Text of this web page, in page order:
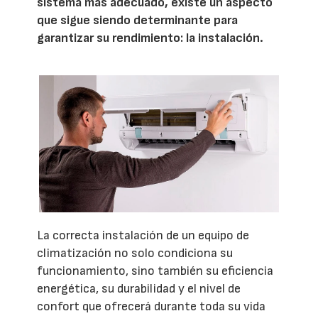
que sigue siendo determinante para
garantizar su rendimiento: la instalación.
La correcta instalación de un equipo de
climatización no solo condiciona su
funcionamiento, sino también su eficiencia
energética, su durabilidad y el nivel de
confort que ofrecerá durante toda su vida